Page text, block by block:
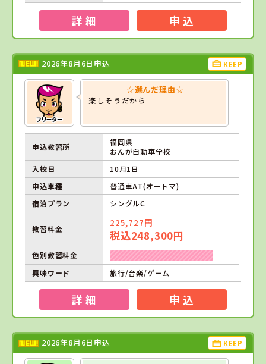
詳 細 申 込
2026年8月6日申込 KEEP
☆選んだ理由☆
楽しそうだから
申込教習所
福岡県
おんが自動車学校
入校日
10月1日
申込車種
普通車AT(オートマ)
宿泊プラン
シングルC
教習料金
225,727円
税込248,300円
色別教習料金
興味ワード
旅行/音楽/ゲーム
詳 細 申 込
2026年8月6日申込 KEEP